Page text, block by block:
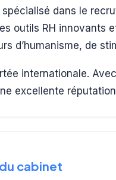
spécialisé dans le
outils RH innovants
d’humanisme, de
internationale.
excellente
cabinet